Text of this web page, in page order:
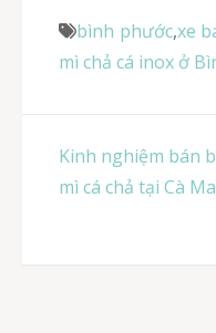
bình phước,xe
mì chả cá inox ở
Điều
hướng
Kinh nghiệm bán
mì cá chả tại Cà